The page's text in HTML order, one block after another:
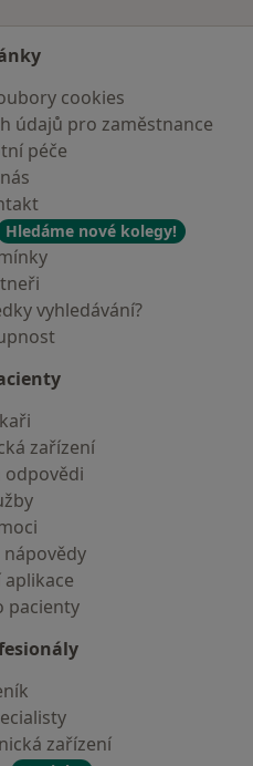
cookies
údajů pro zaměstnance
péče
Hledáme nové kolegy!
vyhledávání?
zařízení
odpovědi
pacienty
zařízení